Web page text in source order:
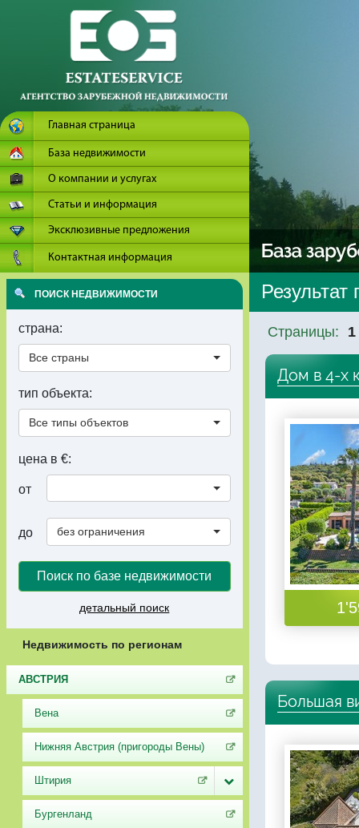
Главная страница
База недвижимости
О компании и услугах
Статьи и информация
Эксклюзивные предложения
Контактная информация
ПОИСК НЕДВИЖИМОСТИ
страна:
Все страны
тип объекта:
Все типы объектов
цена в €:
от
до без ограничения
Поиск по базе недвижимости
детальный поиск
Недвижимость по регионам
АВСТРИЯ
Вена
Нижняя Австрия (пригороды Вены)
Штирия
Бургенланд
Страницы: 1
Дом в 4-х
Большая